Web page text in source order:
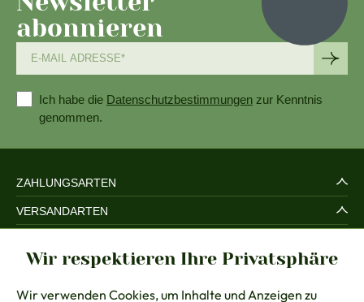
abonnieren
Ich habe die Datenschutzbestimmungen zur Kenntnis
genommen.
ZAHLUNGSARTEN
VERSANDARTEN
RECHTLICHES
BERATUNG
Wir respektieren Ihre Privatsphäre
Wir verwenden Cookies, um Inhalte und Anzeigen zu